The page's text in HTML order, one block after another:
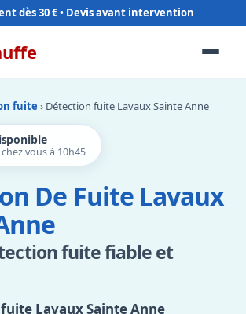
dès 30 €
fuite › Détection fuite Lavaux Sainte Anne
vous à 10h45
De Fuite Lavaux
fuite fiable et
Lavaux Sainte Anne